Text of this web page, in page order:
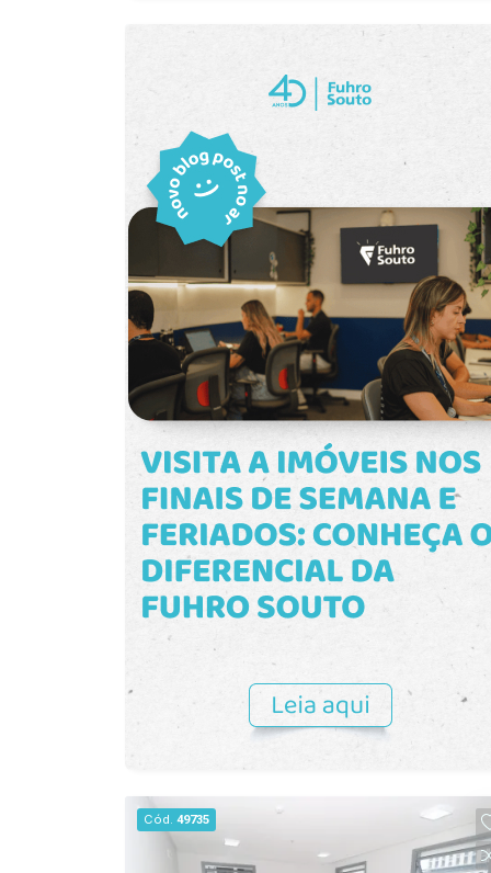
criação de ambientes de atendimento,
recepção ou estações de trabalho com
para a cidade e para o Parque Una.
Duas amplas janelas, proporcionando
excelente iluminação e ventilação
natural. Uma vaga de garagem. O
Condomínio Orbe oferece portaria 24
horas, elevador social, hall de entrada,
sala de reuniões e integração direta
com a Rua Coberta do Parque Una.
Conta ainda com um Centro de Bem-
Estar (Wellness Center), destinado a
operações de saúde e bem-estar, como
pilates, yoga e nutrição, agregando
ainda mais valor ao empreendimento e
ao ambiente profissional. Agende uma
visita e conheça de perto esta sala
comercial, que reúne localização
estratégica, infraestrutura moderna e
um ambiente ideal para impulsionar o
seu negócio.
excelente iluminação natural,
proporcionando um ambiente agradável
e funcional para o dia a dia. O piso será
instalado, garantindo mais conforto e
valorização ao espaço. Características
do imóvel: Sala comercial ampla e bem
iluminada. Piso será instalado no
imóvel. Ambiente moderno e versátil.
Ideal para escritórios, consultórios,
estúdios, empresas de atendimento ou
espaços corporativos. Situada no
Edifício Orbe, próximo ao Shopping
Pelotas, em uma das regiões mais
modernas e valorizadas da cidade. O
Parque Una oferece infraestrutura
completa, grande circulação de
pessoas e fácil acesso às principais
vias de Pelotas. A região conta com
restaurantes, cafeterias, escritórios,
lojas, serviços e espaços de
convivência, tornando o endereço ainda
mais estratégico para empresas que
buscam praticidade e valorização. Uma
excelente oportunidade para instalar
seu negócio em um ambiente moderno,
elegante e com alto potencial de
crescimento. Agende sua visita e venha
empreendimento.
Cód. 49735